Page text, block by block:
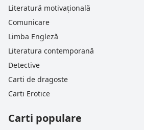
Literatură motivațională
Comunicare
Limba Engleză
Literatura contemporană
Detective
Carti de dragoste
Carti Erotice
Carti populare